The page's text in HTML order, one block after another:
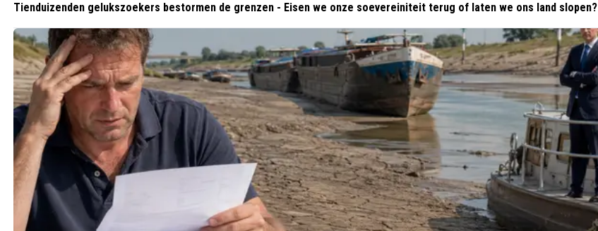
Tienduizenden gelukszoekers bestormen de grenzen - Eisen we onze soevereiniteit terug of laten we ons land slopen?